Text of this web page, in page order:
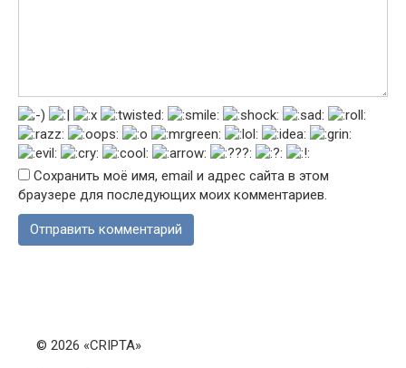
Сохранить моё имя, email и адрес сайта в этом
браузере для последующих моих комментариев.
© 2026 «CRIPTA»